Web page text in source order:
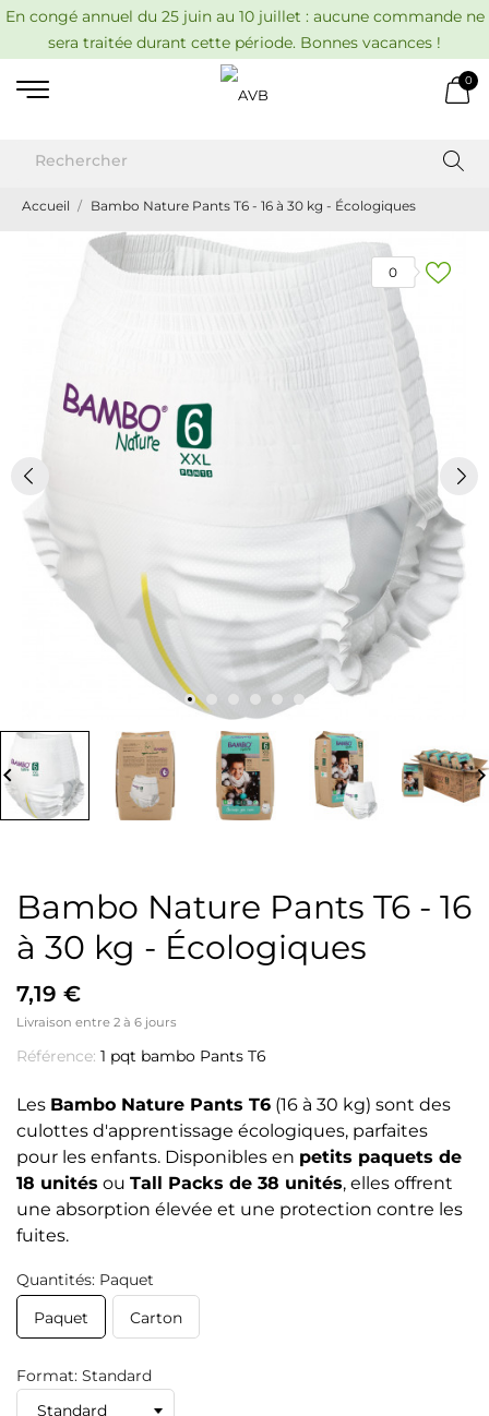
En congé annuel du 25 juin au 10 juillet : aucune commande ne
sera traitée durant cette période. Bonnes vacances !
0
Accueil Bambo Nature Pants T6 - 16 à 30 kg - Écologiques
0
Bambo Nature Pants T6 - 16
à 30 kg - Écologiques
7,19 €
Livraison entre 2 à 6 jours
Référence: 1 pqt bambo Pants T6
Les Bambo Nature Pants T6 (16 à 30 kg) sont des
culottes d'apprentissage écologiques, parfaites
pour les enfants. Disponibles en petits paquets de
18 unités ou Tall Packs de 38 unités, elles offrent
une absorption élevée et une protection contre les
fuites.
Quantités: Paquet
Paquet
Carton
Format: Standard